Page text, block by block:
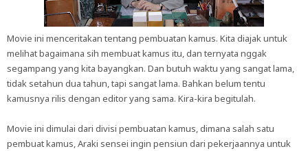
Movie ini menceritakan tentang pembuatan kamus. Kita diajak untuk
melihat bagaimana sih membuat kamus itu, dan ternyata nggak
segampang yang kita bayangkan. Dan butuh waktu yang sangat lama,
tidak setahun dua tahun, tapi sangat lama. Bahkan belum tentu
kamusnya rilis dengan editor yang sama. Kira-kira begitulah.
Movie ini dimulai dari divisi pembuatan kamus, dimana salah satu
pembuat kamus, Araki sensei ingin pensiun dari pekerjaannya untuk